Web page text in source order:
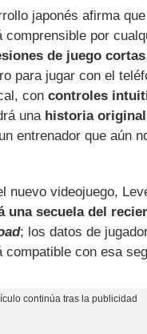
japonés afirma que
comprensible por
de juego cortas
para jugar con el
concontroles
una historia original
entrenador que aún
nuevo videojuego,
una secuela del
; los datos de
compatible con esa